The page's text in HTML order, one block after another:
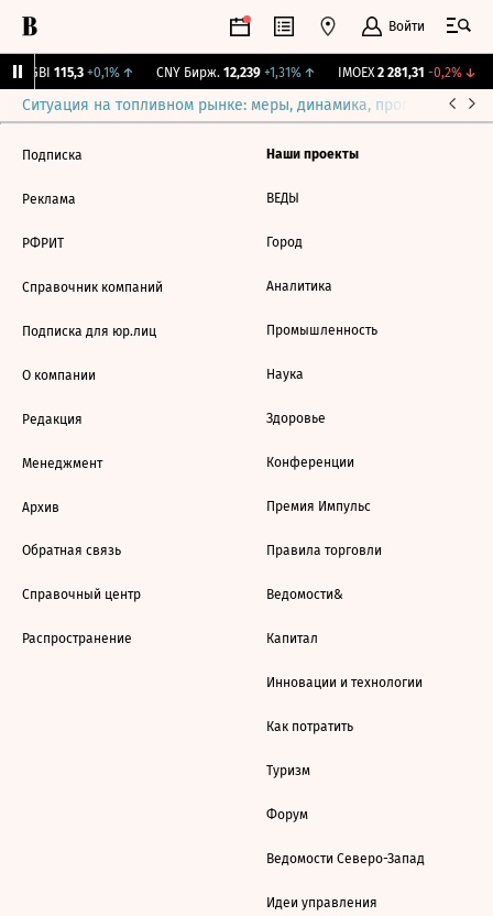
Войти
RGBI 115,3 +0,1%↑ CNY Бирж. 12,239 +1,31%↑ IMOEX 2 281,31 -0,2%↓
Ситуация на топливном рынке: меры, динамика, прогнозы
Подписка
Реклама
РФРИТ
Справочник компаний
Подписка для юр.лиц
О компании
Редакция
Менеджмент
Архив
Обратная связь
Справочный центр
Распространение
Наши проекты
ВЕДЫ
Город
Аналитика
Промышленность
Наука
Здоровье
Конференции
Премия Импульс
Правила торговли
Ведомости&
Капитал
Инновации и технологии
Как потратить
Туризм
Форум
Ведомости Северо-Запад
Идеи управления